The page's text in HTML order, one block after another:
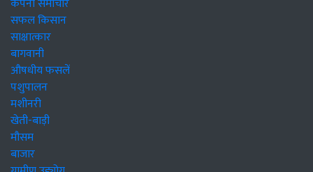
सफल किसान
साक्षात्कार
बागवानी
औषधीय फसलें
पशुपालन
मशीनरी
खेती-बाड़ी
मौसम
बाजार